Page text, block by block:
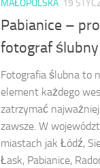
MAŁOPOLSKA 19
Pabianice –
fotograf ślubny
Fotografia ślubna to
element każdego
zatrzymać
zawsze. W
miastach jak Łódź,
Łask, Pabianice,